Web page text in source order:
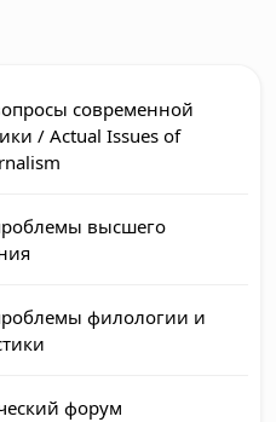
современной
/ Actual Issues of
высшего
филологии и
форум